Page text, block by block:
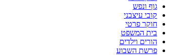
גוף ונפש
קובי עיצבני
חוקר פרטי
בית המשפט
הורים וילדים
פרשת השבוע